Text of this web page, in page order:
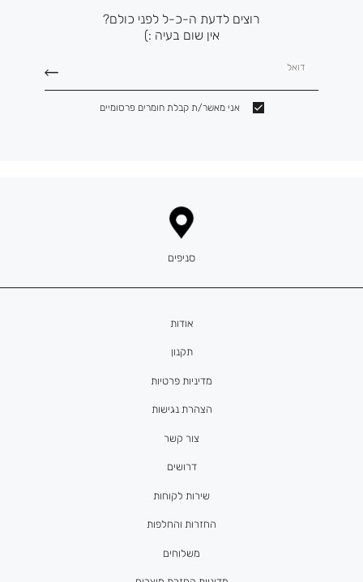
רוצים לדעת ה-כ-ל לפני כולם?
אין שום בעיה :)
דואל
אני מאשר/ת קבלת חומרים פרסומיים
אודות
תקנון
מדיניות פרטיות
הצהרת נגישות
צור קשר
דרושים
סניפים
שירות לקוחות
החזרות והחלפות
משלוחים